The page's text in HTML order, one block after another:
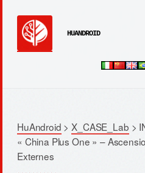
HUANDROID
HuAndroid >X_CASE_Lab >
« China Plus One » –
Externes